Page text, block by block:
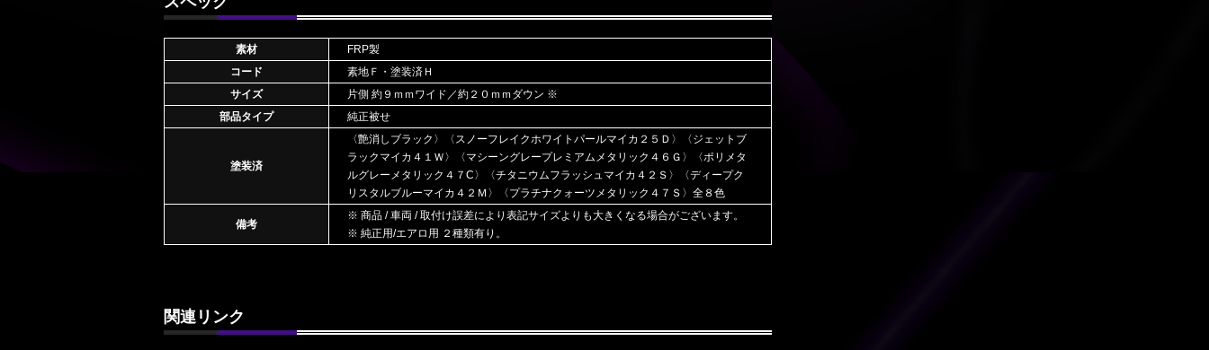
素材
FRP製
コード
素地Ｆ・塗装済Ｈ
サイズ
片側 約９ｍｍワイド／約２０ｍｍダウン ※
部品タイプ
純正被せ
塗装済
〈艶消しブラック〉〈スノーフレイクホワイトパールマイカ２５Ｄ〉〈ジェットブ
ラックマイカ４１Ｗ〉〈マシーングレープレミアムメタリック４６Ｇ〉〈ポリメタ
ルグレーメタリック４７C〉〈チタニウムフラッシュマイカ４２Ｓ〉〈ディープク
リスタルブルーマイカ４２Ｍ〉〈プラチナクォーツメタリック４７Ｓ〉全８色
備考
※ 商品 / 車両 / 取付け誤差により表記サイズよりも大きくなる場合がございます。
※ 純正用/エアロ用 ２種類有り。
関連リンク